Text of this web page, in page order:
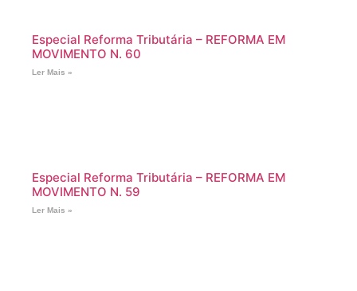
Especial Reforma Tributária – REFORMA EM
MOVIMENTO N. 60
Ler Mais »
Especial Reforma Tributária – REFORMA EM
MOVIMENTO N. 59
Ler Mais »